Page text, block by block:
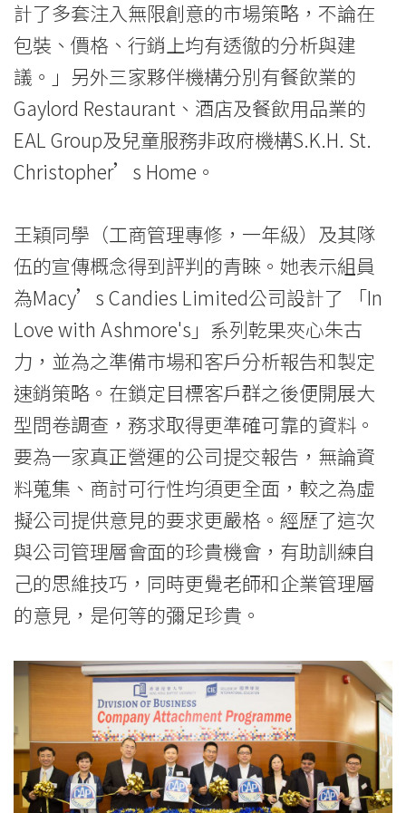
計了多套注入無限創意的市場策略，不論在
包裝、價格、行銷上均有透徹的分析與建
議。」另外三家夥伴機構分別有餐飲業的
Gaylord Restaurant、酒店及餐飲用品業的
EAL Group及兒童服務非政府機構S.K.H. St.
Christopher’s Home。
王穎同學（工商管理專修，一年級）及其隊
伍的宣傳概念得到評判的青睞。她表示組員
為Macy’s Candies Limited公司設計了 「In
Love with Ashmore's」系列乾果夾心朱古
力，並為之準備市場和客戶分析報告和製定
速銷策略。在鎖定目標客戶群之後便開展大
型問卷調查，務求取得更準確可靠的資料。
要為一家真正營運的公司提交報告，無論資
料蒐集、商討可行性均須更全面，較之為虛
擬公司提供意見的要求更嚴格。經歷了這次
與公司管理層會面的珍貴機會，有助訓練自
己的思維技巧，同時更覺老師和企業管理層
的意見，是何等的彌足珍貴。